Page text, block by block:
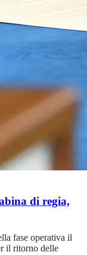
di regia,
fase operativa il
il ritorno delle